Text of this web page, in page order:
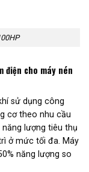
điện cho máy nén
sử dụng công
cơ theo nhu cầu
lượng tiêu thụ
ở mức tối đa. Máy
năng lượng so